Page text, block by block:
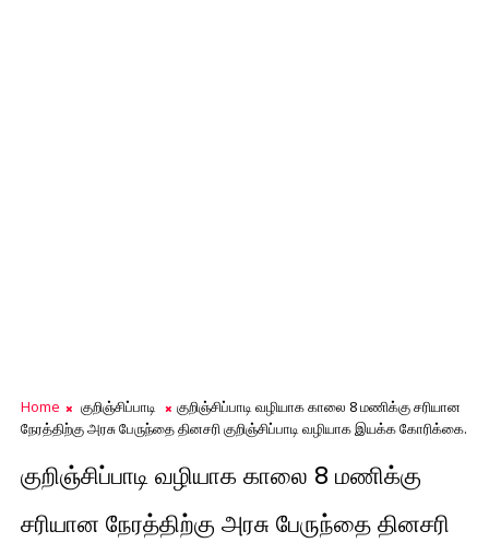
Home குறிஞ்சிப்பாடி
குறிஞ்சிப்பாடி வழியாக காலை 8 மணிக்கு சரியான
நேரத்திற்கு அரசு பேருந்தை தினசரி குறிஞ்சிப்பாடி வழியாக இயக்க கோரிக்கை.
குறிஞ்சிப்பாடி வழியாக காலை 8 மணிக்கு
சரியான நேரத்திற்கு அரசு பேருந்தை தினசரி